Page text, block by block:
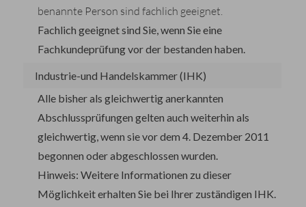
benannte Person sind fachlich geeignet.
Fachlich geeignet sind Sie, wenn Sie eine
Fachkundeprüfung vor der
Industrie-und Handelskammer (IHK)
bestanden haben.
Alle bisher als gleichwertig anerkannten
Abschlussprüfungen gelten auch weiterhin als
gleichwertig, wenn sie vor dem 4. Dezember 2011
begonnen oder abgeschlossen wurden.
Hinweis: Weitere Informationen zu dieser
Möglichkeit erhalten Sie bei Ihrer zuständigen IHK.